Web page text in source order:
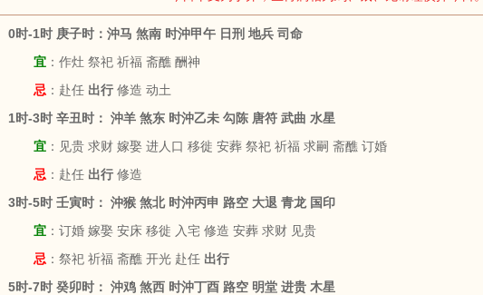
0时-1时 庚子时：沖马 煞南 时沖甲午 日刑 地兵 司命
宜 ：作灶 祭祀 祈福 斋醮 酬神
忌 ：赴任 出行 修造 动土
1时-3时 辛丑时： 沖羊 煞东 时沖乙未 勾陈 唐符 武曲 水星
宜 ：见贵 求财 嫁娶 进人口 移徙 安葬 祭祀 祈福 求嗣 斋醮 订婚
忌 ：赴任 出行 修造
3时-5时 壬寅时： 沖猴 煞北 时沖丙申 路空 大退 青龙 国印
宜 ：订婚 嫁娶 安床 移徙 入宅 修造 安葬 求财 见贵
忌 ：祭祀 祈福 斋醮 开光 赴任 出行
5时-7时 癸卯时： 沖鸡 煞西 时沖丁酉 路空 明堂 进贵 木星